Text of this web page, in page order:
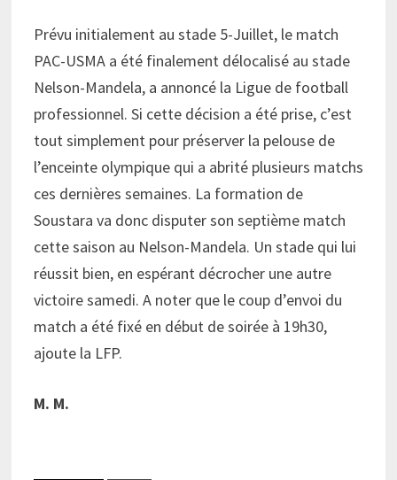
Prévu initialement au stade 5-Juillet, le match
PAC-USMA a été finalement délocalisé au stade
Nelson-Mandela, a annoncé la Ligue de football
professionnel. Si cette décision a été prise, c’est
tout simplement pour préserver la pelouse de
l’enceinte olympique qui a abrité plusieurs matchs
ces dernières semaines. La formation de
Soustara va donc disputer son septième match
cette saison au Nelson-Mandela. Un stade qui lui
réussit bien, en espérant décrocher une autre
victoire samedi. A noter que le coup d’envoi du
match a été fixé en début de soirée à 19h30,
ajoute la LFP.
M. M.